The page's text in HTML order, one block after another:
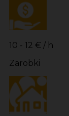
10 - 12 € / h
Zarobki